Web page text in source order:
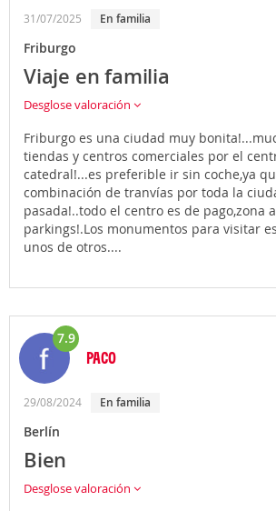
31/07/2025 En familia
Friburgo
Viaje en familia
Desglose valoración
Friburgo es una ciudad muy
tiendas y centros comerciales por el
catedral!...es preferible ir sin coche,ya
combinación de tranvías por toda la
pasada!..todo el centro es de pago,zona
parkings!.Los monumentos para visitar
unos de otros....
7.9
PACO
29/08/2024 En familia
Berlín
Bien
Desglose valoración